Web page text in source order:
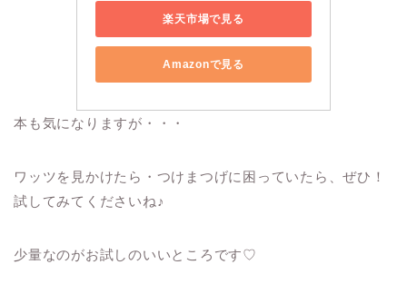
楽天市場で見る
Amazonで見る
本も気になりますが・・・
ワッツを見かけたら・つけまつげに困っていたら、ぜひ！
試してみてくださいね♪
少量なのがお試しのいいところです♡